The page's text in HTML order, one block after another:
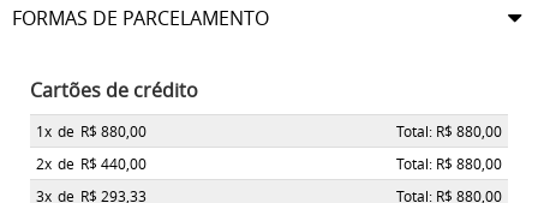
FORMAS DE PARCELAMENTO
Cartões de crédito
1x de R$ 880,00
Total: R$ 880,00
2x de R$ 440,00
Total: R$ 880,00
3x de R$ 293,33
Total: R$ 880,00